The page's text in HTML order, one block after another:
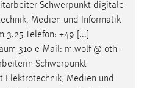
Schwerpunkt digitale
Medien und Informatik
3.25 Telefon: +49 [...]
310 e-Mail: m.wolf @ oth-
Schwerpunkt
Elektrotechnik, Medien und